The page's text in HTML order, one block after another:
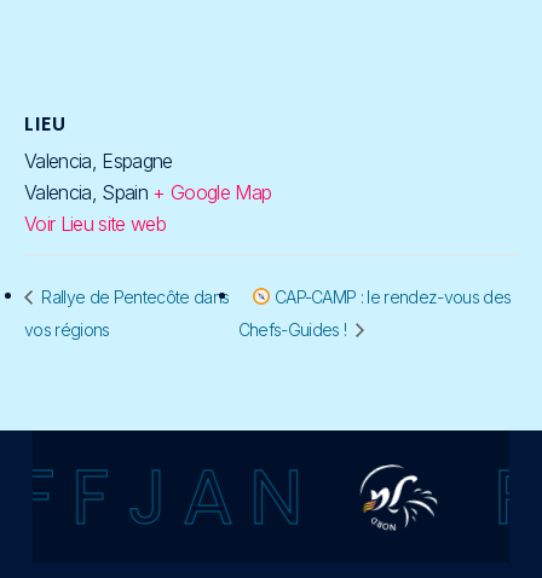
LIEU
Valencia, Espagne
Valencia, Spain + Google Map
Voir Lieu site web
Rallye de Pentecôte dans
vos régions
CAP-CAMP : le rendez-vous des
Chefs-Guides !
F F J A N